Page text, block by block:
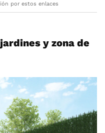
por estos enlaces
y zona de